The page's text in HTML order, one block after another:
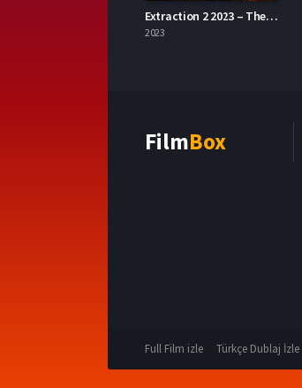
Extraction 2 2023 – The Extraction 2 1080p Turkce Dublaj izle
2023
FilmBox
Full Film izle Türkçe Dublaj İzle